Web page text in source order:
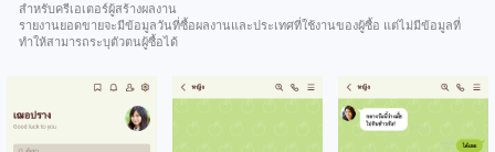
สำหรับครีเอเตอร์ผู้สร้างผลงาน
รายงานยอดขายจะมีข้อมูลวันที่ซื้อผลงานและประเทศที่ใช้งานของผู้ซื้อ แต่ไม่มีข้อมูลที่
ทำให้สามารถระบุตัวตนผู้ซื้อได้